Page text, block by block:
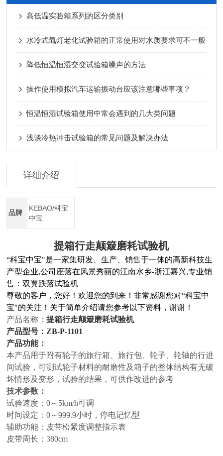
高低温实验箱系列的区分类别
水冷式氙灯老化试验箱的正常使用对水质要求可不一般
降低恒温恒湿交变试验箱噪声的方法
操作使用模拟汽车运输振动台应该注意哪些事项？
恒温恒湿试验箱使用中常会遇到的几大类问题
浅谈冷热冲击试验箱的常见问题及解决办法
详细介绍
品牌
KEBAO/科宝
中宝
提箱行走颠簸磨耗试验机
“科宝中宝"是一家集研发、生产、销售于一体的高新科技生
产型企业,公司座落在风景秀丽的江南水乡-浙江嘉兴,专业销
售：双翼跌落试验机
尊敬的客户，您好！欢迎您的到来！非常感谢您对“科宝中
宝"的关注！关于简单介绍请您参考以下资料，谢谢！
产品名称：提箱行走颠簸磨耗试验机
产品型号：ZB-P-1101
产品功能：
本产品用于附有轮子的旅行箱、旅行包、轮子、轮轴的行进
间试验，可测试轮子材料的耐磨性及箱子的整体结构有无破
坏情形及变形，试验的结果，可供作改进的参考
技术参数：
试验速度：0～5km/h可调
时间设定：0～999.9小时，停电记忆型
辅助功能：皮带松紧度调整指示表
皮带周长：380cm